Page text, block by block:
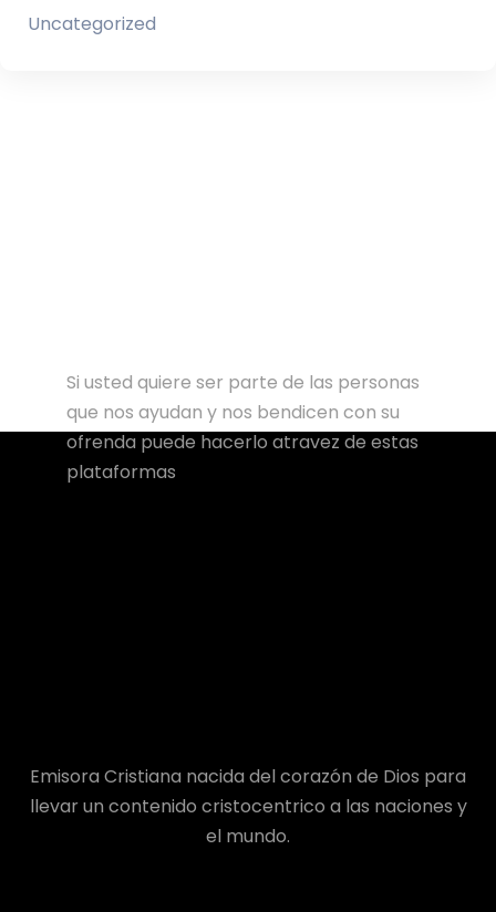
Uncategorized
Si usted quiere ser parte de las personas
que nos ayudan y nos bendicen con su
ofrenda puede hacerlo atravez de estas
plataformas
Emisora Cristiana nacida del corazón de Dios para
llevar un contenido cristocentrico a las naciones y
el mundo.